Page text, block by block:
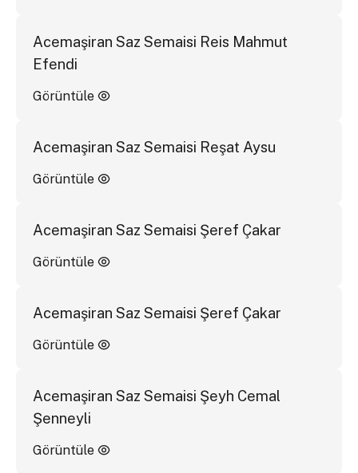
Acemaşiran Saz Semaisi Reis Mahmut
Efendi
Görüntüle
Acemaşiran Saz Semaisi Reşat Aysu
Görüntüle
Acemaşiran Saz Semaisi Şeref Çakar
Görüntüle
Acemaşiran Saz Semaisi Şeref Çakar
Görüntüle
Acemaşiran Saz Semaisi Şeyh Cemal
Şenneyli
Görüntüle